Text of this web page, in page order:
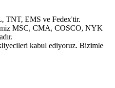
TNT, EMS ve Fedex'tir.
MSC, CMA, COSCO, NYK
kabul ediyoruz. Bizimle